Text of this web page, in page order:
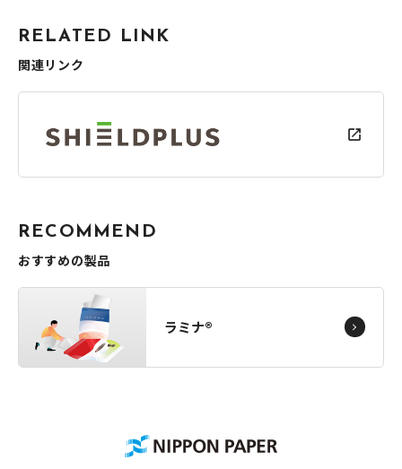
R E LAT E D L N K
関連リンク
R EC O M M E N D
おすすめの製品
ラミナ®